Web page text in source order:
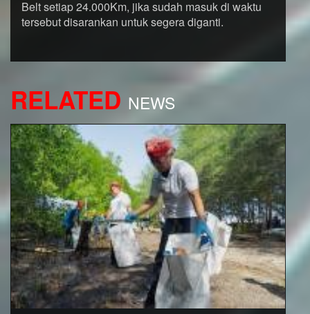
Belt setiap 24.000Km, jika sudah masuk di waktu
tersebut disarankan untuk segera diganti.
RELATED NEWS